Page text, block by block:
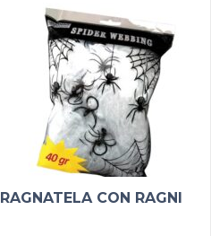
RAGNATELA CON RAGNI